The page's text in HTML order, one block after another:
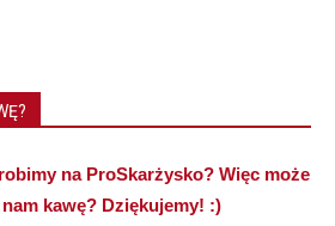
na ProSkarżysko? Więc może
kawę? Dziękujemy! :)